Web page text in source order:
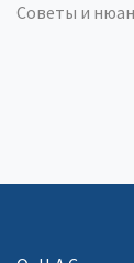
Советы и